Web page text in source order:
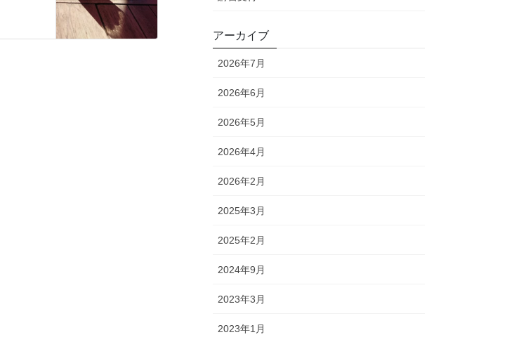
アーカイブ
2026年7月
2026年6月
2026年5月
2026年4月
2026年2月
2025年3月
2025年2月
2024年9月
2023年3月
2023年1月